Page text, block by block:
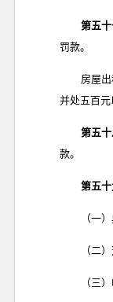
第五
罚款。
房屋
并处五百元
第五
款。
第五
（一
（二
（三